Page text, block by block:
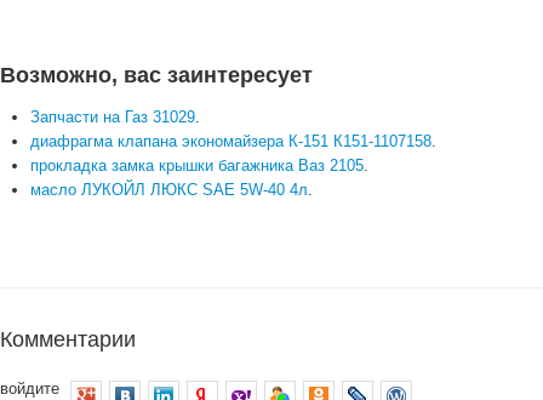
Возможно, вас заинтересует
Запчасти на Газ 31029.
диафрагма клапана экономайзера К-151 К151-1107158.
прокладка замка крышки багажника Ваз 2105.
масло ЛУКОЙЛ ЛЮКС SAE 5W-40 4л.
Комментарии
войдите